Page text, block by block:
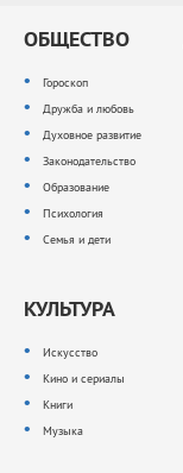
ОБЩЕСТВО
Гороскоп
Дружба и любовь
Духовное развитие
Законодательство
Образование
Психология
Семья и дети
КУЛЬТУРА
Искусство
Кино и сериалы
Книги
Музыка